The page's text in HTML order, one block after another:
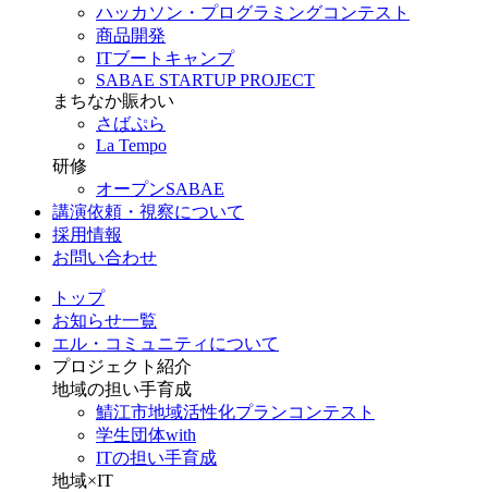
ハッカソン・プログラミングコンテスト
商品開発
ITブートキャンプ
SABAE STARTUP PROJECT
まちなか賑わい
さばぷら
La Tempo
研修
オープンSABAE
講演依頼・視察について
採用情報
お問い合わせ
トップ
お知らせ一覧
エル・コミュニティについて
プロジェクト紹介
地域の担い手育成
鯖江市地域活性化プランコンテスト
学生団体with
ITの担い手育成
地域×IT